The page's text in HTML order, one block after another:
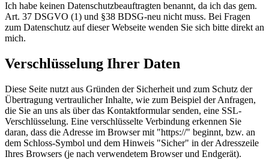
Ich habe keinen Datenschutzbeauftragten benannt, da ich das gem.
Art. 37 DSGVO (1) und §38 BDSG-neu nicht muss. Bei Fragen
zum Datenschutz auf dieser Webseite wenden Sie sich bitte direkt an
mich.
Verschlüsselung Ihrer Daten
Diese Seite nutzt aus Gründen der Sicherheit und zum Schutz der
Übertragung vertraulicher Inhalte, wie zum Beispiel der Anfragen,
die Sie an uns als über das Kontaktformular senden, eine SSL-
Verschlüsselung. Eine verschlüsselte Verbindung erkennen Sie
daran, dass die Adresse im Browser mit "https://" beginnt, bzw. an
dem Schloss-Symbol und dem Hinweis "Sicher" in der Adresszeile
Ihres Browsers (je nach verwendetem Browser und Endgerät).